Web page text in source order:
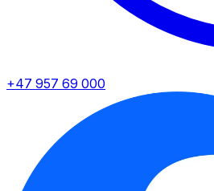
+47 957 69 000